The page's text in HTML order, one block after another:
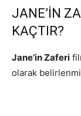
JANE’İN
KAÇTIR?
Jane’in Zaferi
olarak